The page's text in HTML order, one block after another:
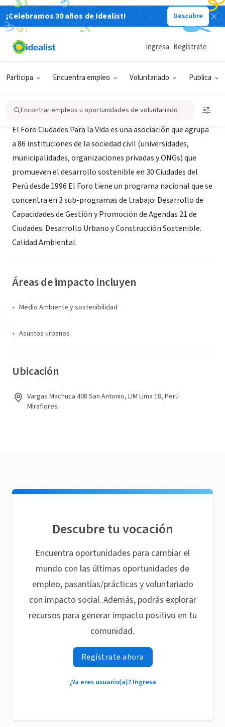
¡Celebramos 30 años de Idealist! Descubre
Participa Encuentra empleo Voluntariado Publica
Ingresa Regístrate
Encontrar empleos u oportunidades de voluntariado
ORGANIZACIÓN SIN FIN DE LUCRO
Foro Ciudades para la Vida
El Foro Ciudades Para la Vida es una asociación que agrupa
a 86 instituciones de la sociedad civil (universidades,
municipalidades, organizaciones privadas y ONGs) que
promueven el desarrollo sostenible en 30 Ciudades del
Perú desde 1996 El Foro tiene un programa nacional que se
concentra en 3 sub-programas de trabajo: Desarrollo de
Capacidades de Gestión y Promoción de Agendas 21 de
Ciudades. Desarrollo Urbano y Construcción Sostenible.
Calidad Ambiental.
Áreas de impacto incluyen
Medio Ambiente y sostenibilidad
Asuntos urbanos
Ubicación
Vargas Machuca 408 San Antonio, LIM Lima 18, Perú
MIraflores
Descubre tu vocación
Encuentra oportunidades para cambiar el
mundo con las últimas oportunidades de
empleo, pasantías/prácticas y voluntariado
con impacto social. Además, podrás explorar
recursos para generar impacto positivo en tu
comunidad.
Regístrate ahora
¿Ya eres usuario(a)? Ingresa